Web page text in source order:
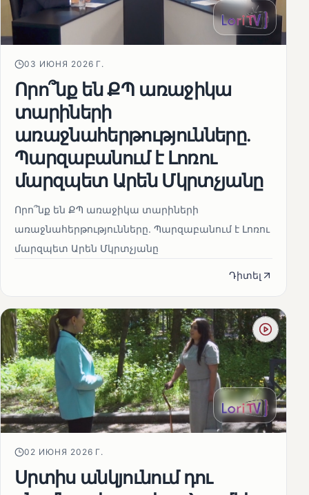
03 ИЮНЯ 2026 Г.
Որո՞նք են ՔՊ առաջիկա
տարիների
առաջնահերթությունները.
Պարզաբանում է Լոռու
մարզպետ Արեն Մկրտչյանը
Որո՞նք են ՔՊ առաջիկա տարիների
առաջնահերթությունները. Պարզաբանում է Լոռու
մարզպետ Արեն Մկրտչյանը
Դիտել
02 ИЮНЯ 2026 Г.
Սրտիս անկյունում դու